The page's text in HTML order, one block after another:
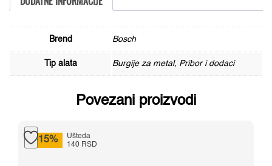
komad
Brend Bosch
Tip alata Burgije za metal, Pribor i dodaci
Povezani proizvodi
-15%
Ušteda
140 RSD